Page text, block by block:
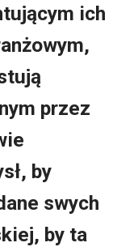
ich
przez
by
swych
by ta